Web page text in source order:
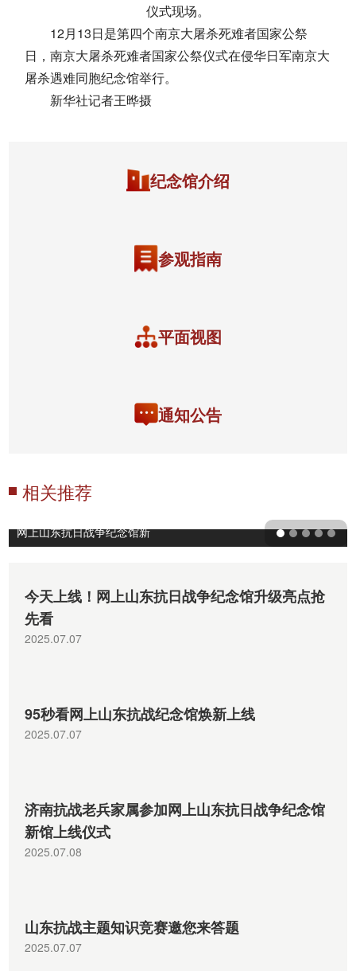
仪式现场。
12月13日是第四个南京大屠杀死难者国家公祭
日，南京大屠杀死难者国家公祭仪式在侵华日军南京大
屠杀遇难同胞纪念馆举行。
新华社记者王晔摄
纪念馆介绍
参观指南
平面视图
通知公告
相关推荐
网上山东抗日战争纪念馆新
今天上线！网上山东抗日战争纪念馆升级亮点抢
先看
2025.07.07
95秒看网上山东抗战纪念馆焕新上线
2025.07.07
济南抗战老兵家属参加网上山东抗日战争纪念馆
新馆上线仪式
2025.07.08
山东抗战主题知识竞赛邀您来答题
2025.07.07